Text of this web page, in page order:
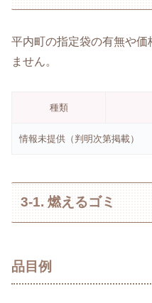
平内町の指定袋の有無や
ません。
種類
情報未提供（判明次第掲載）
3-1. 燃えるゴミ
品目例